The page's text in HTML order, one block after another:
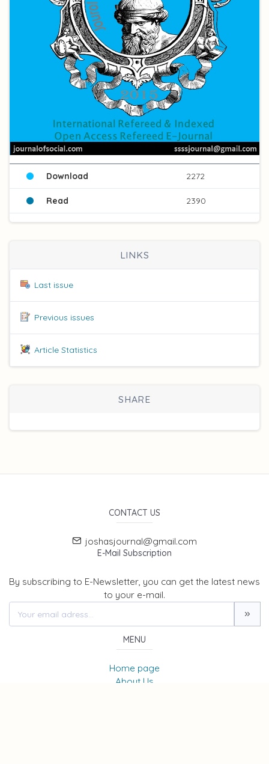
Download 2272
Read 2390
LINKS
Last issue
Previous issues
Article Statistics
SHARE
CONTACT US
joshasjournal@gmail.com
E-Mail Subscription
By subscribing to E-Newsletter, you can get the latest news
to your e-mail.
MENU
Home page
About Us